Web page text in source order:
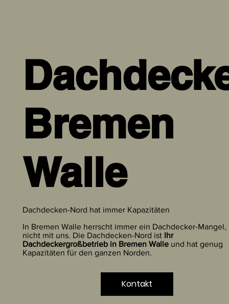
Bremen
Walle
Dachdecken-Nord hat immer Kapazitäten
In Bremen Walle herrscht immer ein Dachdecker-Mangel,
nicht mit uns. Die Dachdecken-Nord ist Ihr
Dachdeckergroßbetrieb in Bremen Walleund hat genug
Kapazitäten für den ganzen Norden.
Kontakt